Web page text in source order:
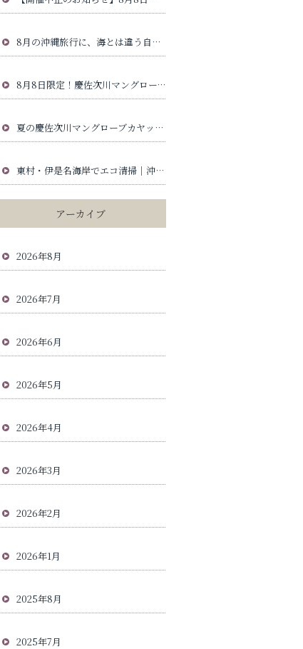
8月の沖縄旅行に、海とは違う自然時間を。慶佐次川マングローブカヤック
8月8日限定！慶佐次川マングローブカヤックで高級パイナップル「ゴールドバレル」が当たる夏の特別企画
夏の慶佐次川マングローブカヤック服装ガイド｜沖縄旅行で安心の持ち物と日焼け対策
東村・伊是名海岸でエコ清掃｜沖縄北部の海と慶佐次川の自然を守る活動
アーカイブ
2026年8月
2026年7月
2026年6月
2026年5月
2026年4月
2026年3月
2026年2月
2026年1月
2025年8月
2025年7月